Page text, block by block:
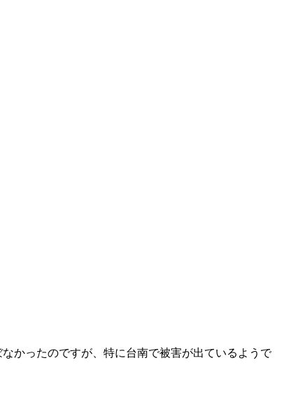
かったのですが、特に台南で被害が出ているようで